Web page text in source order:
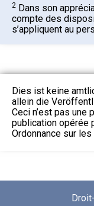
2 Dans son
compte des
s’appliquent au
Dies ist keine
allein die
Ceci n’est pas une
publication opérée
Ordonnance sur